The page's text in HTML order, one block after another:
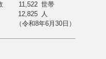
11,522 世帯
12,825 人
（令和8年6月30日）